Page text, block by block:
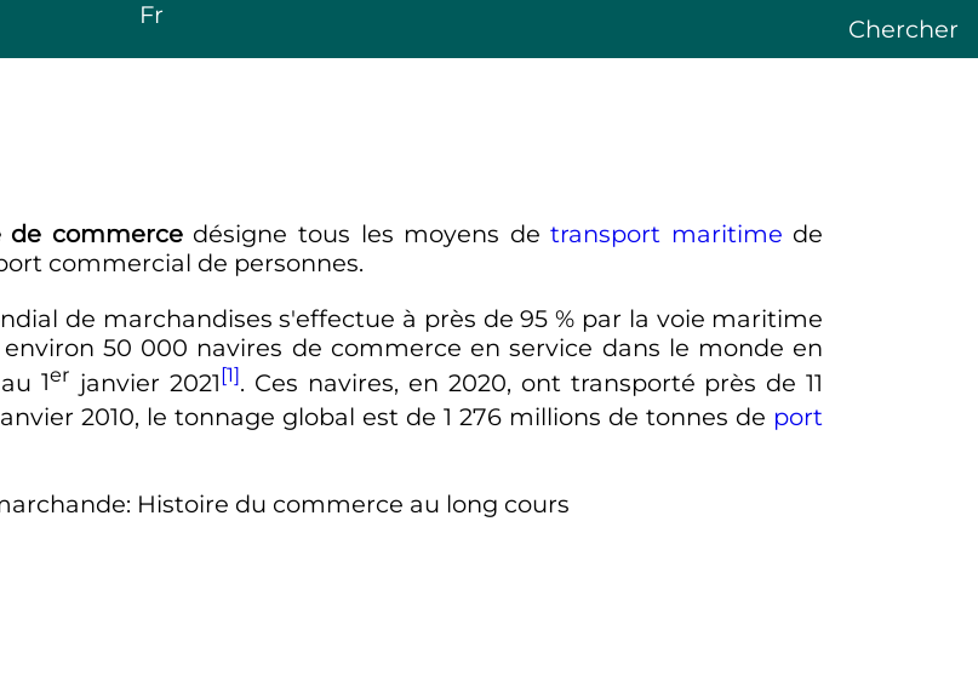
Fr Chercher
de commercedésigne tous les moyens detransport maritime de
commercial de personnes.
de marchandises s'effectue à près de 95 % par la voie maritime
50 000 navires de commerce en service dans le monde en
au1er janvier 2021[1]. Ces navires, en 2020, ont transporté près de 11
2010, le tonnage global est de1 276 millions de tonnes de port
Histoire du commerce au long cours